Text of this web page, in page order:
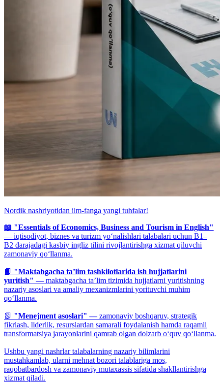
Nordik nashriyotidan ilm-fanga yangi tuhfalar!
📖 "Essentials of Economics, Business and Tourism in English"
— iqtisodiyot, biznes va turizm yo‘nalishlari talabalari uchun B1–
B2 darajadagi kasbiy ingliz tilini rivojlantirishga xizmat qiluvchi
zamonaviy qo‘llanma.
📘 "Maktabgacha ta’lim tashkilotlarida ish hujjatlarini
yuritish" — maktabgacha ta’lim tizimida hujjatlarni yuritishning
nazariy asoslari va amaliy mexanizmlarini yorituvchi muhim
qo‘llanma.
📗 "Menejment asoslari" —zamonaviy boshqaruv, strategik
fikrlash, liderlik, resurslardan samarali foydalanish hamda raqamli
transformatsiya jarayonlarini qamrab olgan dolzarb o‘quv qo‘llanma.
Ushbu yangi nashrlar talabalarning nazariy bilimlarini
mustahkamlab, ularni mehnat bozori talablariga mos,
raqobatbardosh va zamonaviy mutaxassis sifatida shakllantirishga
xizmat qiladi.